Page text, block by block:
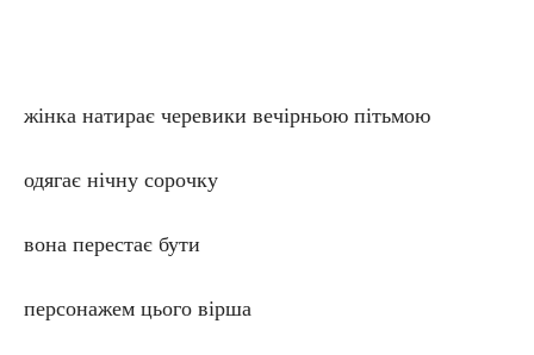
жінка натирає черевики вечірньою пітьмою
одягає нічну сорочку
вона перестає бути
персонажем цього вірша